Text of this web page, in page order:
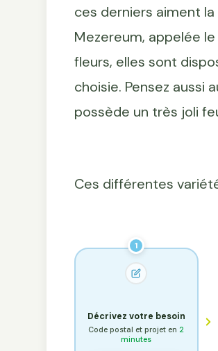
ces derniers aiment
Mezereum, appelée
fleurs, elles sont
choisie. Pensez aussi
possède un très joli
Ces différentes
1
Décrivez votre besoin
Code postal et projet en 2
minutes